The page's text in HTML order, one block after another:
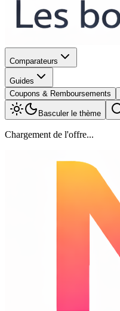
Comparateurs
Guides
Coupons & Remboursements
Basculer le thème
Chargement de l'offre...